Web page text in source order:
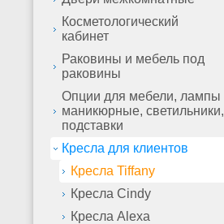
Косметологический
кабинет
Раковины и мебель под
раковины
Опции для мебели, лампы
маникюрные, светильники,
подставки
Кресла для клиентов
Кресла Tiffany
Кресла Cindy
Кресла Alexa